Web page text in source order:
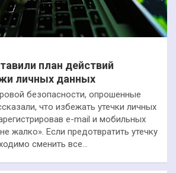
план действий
личных данных
безопасности, опрошенные
что избежать утечки личных
e-mail и мобильных
жалко». Если предотвратить утечку
сменить все…